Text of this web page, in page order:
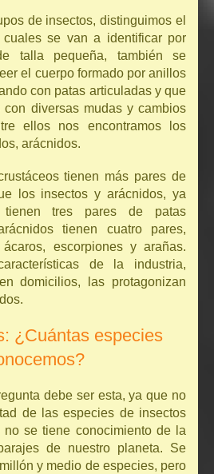
de insectos, distinguimos el
se van a identificar por
talla pequeña, también se
el cuerpo formado por anillos
con patas articuladas y que
con diversas mudas y cambios
ellos nos encontramos los
arácnidos.
tienen más pares de
los insectos y arácnidos, ya
tres pares de patas
tienen cuatro pares,
escorpiones y arañas.
de la industria,
domicilios, las protagonizan
¿Cuántas especies
debe ser esta, ya que no
de las especies de insectos
se tiene conocimiento de la
de nuestro planeta. Se
y medio de especies, pero